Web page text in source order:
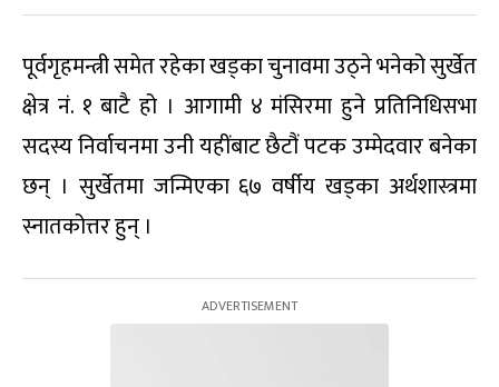
पूर्वगृहमन्त्री समेत रहेका खड्का चुनावमा उठ्ने भनेको सुर्खेत
क्षेत्र नं. १ बाटै हो । आगामी ४ मंसिरमा हुने प्रतिनिधिसभा
सदस्य निर्वाचनमा उनी यहींबाट छैटौं पटक उम्मेदवार बनेका
छन् । सुर्खेतमा जन्मिएका ६७ वर्षीय खड्का अर्थशास्त्रमा
स्नातकोत्तर हुन् ।